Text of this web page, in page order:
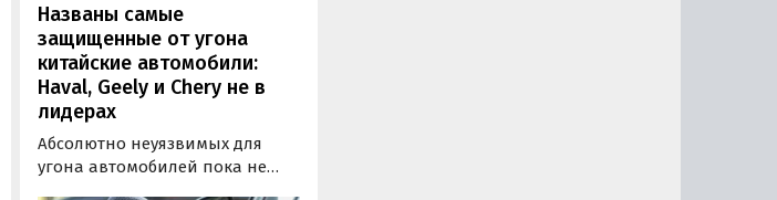
Названы самые
защищенные от угона
китайские автомобили:
Haval, Geely и Chery не в
лидерах
Абсолютно неуязвимых для
угона автомобилей пока не